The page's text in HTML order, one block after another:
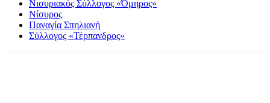
Νισυριακός Σύλλογος «Όμηρος»
Νίσυρος
Παναγία Σπηλιανή
Σύλλογος «Τέρπανδρος»